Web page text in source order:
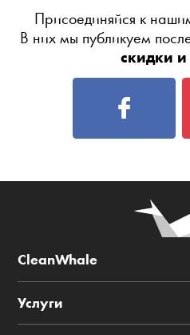
Присоединяйся к
В них мы публикуем
скидки
CleanWhale
Услуги